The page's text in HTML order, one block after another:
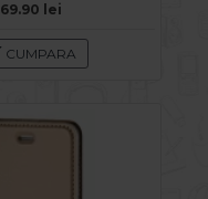
69.90 lei
CUMPARA